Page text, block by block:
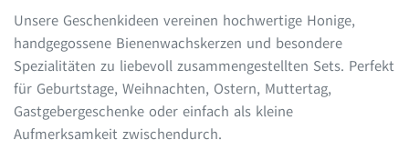
Unsere Geschenkideen vereinen hochwertige Honige,
handgegossene Bienenwachskerzen und besondere
Spezialitäten zu liebevoll zusammengestellten Sets. Perfekt
für Geburtstage, Weihnachten, Ostern, Muttertag,
Gastgebergeschenke oder einfach als kleine
Aufmerksamkeit zwischendurch.